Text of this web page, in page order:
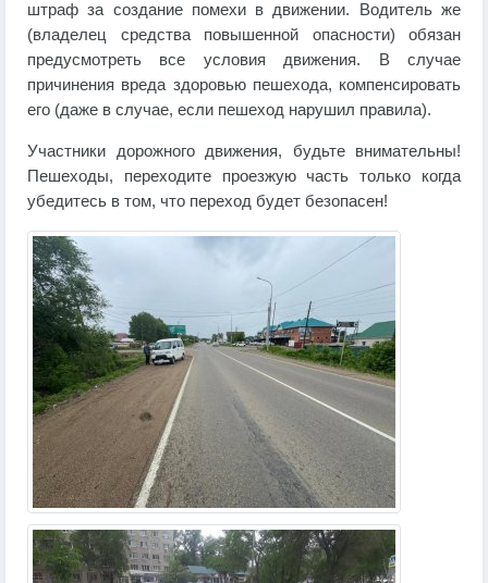
штраф за создание помехи в движении. Водитель же
(владелец средства повышенной опасности) обязан
предусмотреть все условия движения. В случае
причинения вреда здоровью пешехода, компенсировать
его (даже в случае, если пешеход нарушил правила).
Участники дорожного движения, будьте внимательны!
Пешеходы, переходите проезжую часть только когда
убедитесь в том, что переход будет безопасен!